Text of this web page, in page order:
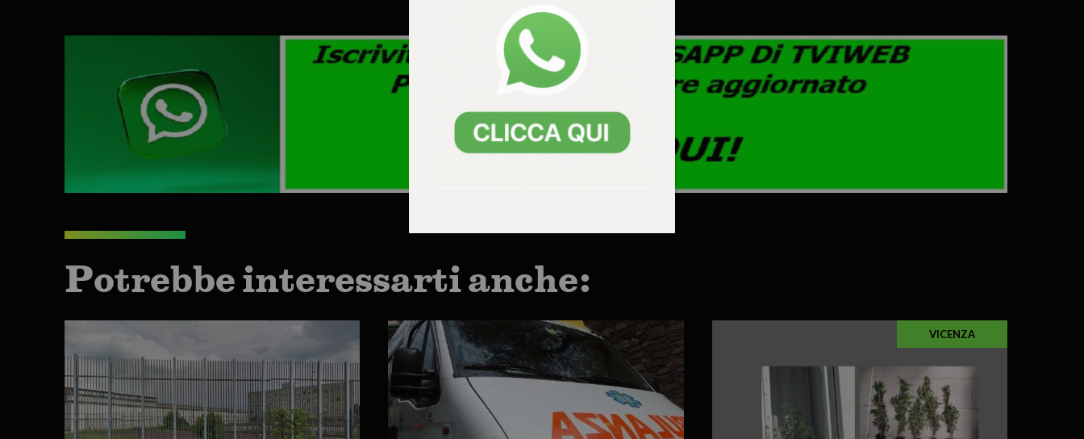
Potrebbe interessarti anche:
VICENZA